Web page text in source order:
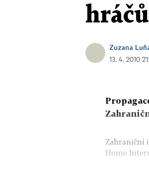
Zuzana
13. 4. 2010
Zahraniční
Home